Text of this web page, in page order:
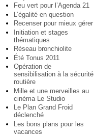
Feu vert pour l’Agenda 21
L’égalité en question
Recenser pour mieux gérer
Initiation et stages
thématiques
Réseau bronchiolite
Été Tonus 2011
Opération de
sensibilisation à la sécurité
routière
Mille et une merveilles au
cinéma Le Studio
Le Plan Grand Froid
déclenché
Les bons plans pour les
vacances